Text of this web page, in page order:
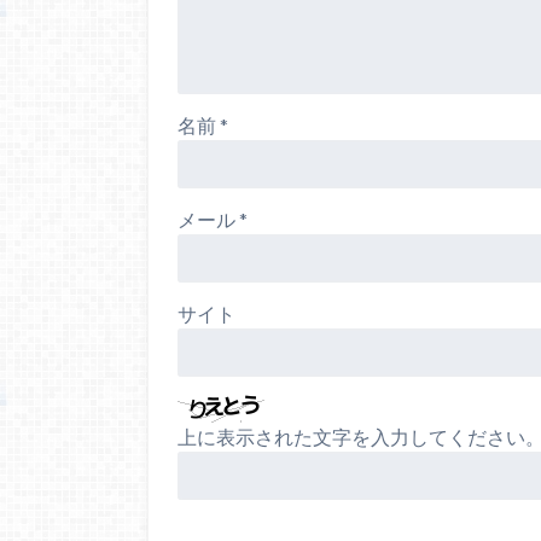
名前*
メール*
サイト
上に表示された文字を入力してください